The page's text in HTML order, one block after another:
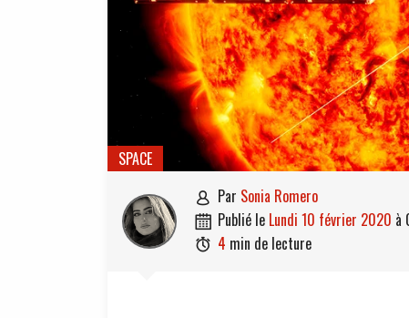
SPACE
 par Sonia Romero
 publié le lundi 10 février 2020 à
 4 min de lecture